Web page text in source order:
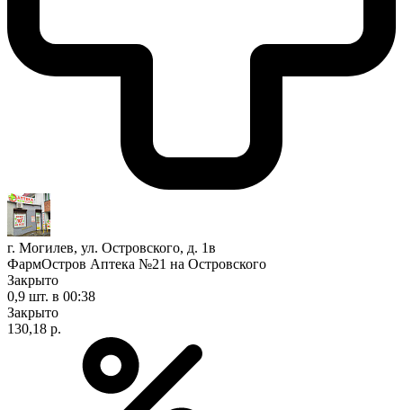
г. Могилев, ул. Островского, д. 1в
ФармОстров Аптека №21 на Островского
Закрыто
0,9 шт. в 00:38
Закрыто
130,18 р.